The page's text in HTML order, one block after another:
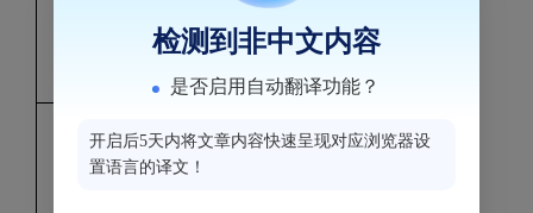
集团有限公司
经理
婷
福州市文儒坊人 职业经理人
检测到非中文内容
是否启用自动翻译功能？
开启后5天内将文章内容快速呈现对应浏览器设
置语言的译文！